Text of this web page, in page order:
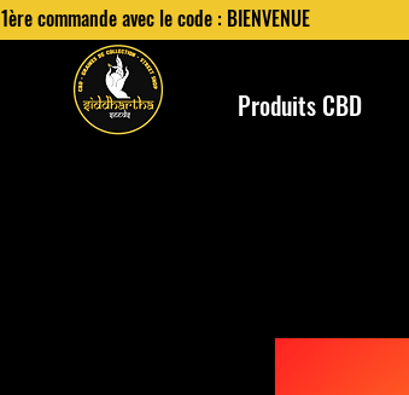
commande avec le code : BIENVENUE
Produits CBD